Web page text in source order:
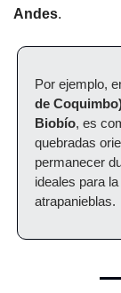
Andes.
Por ejemplo,
de
Biobío, es
quebradas
permanecer
ideales para
atrapanieblas.